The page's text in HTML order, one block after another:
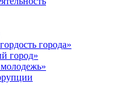
города»
город»